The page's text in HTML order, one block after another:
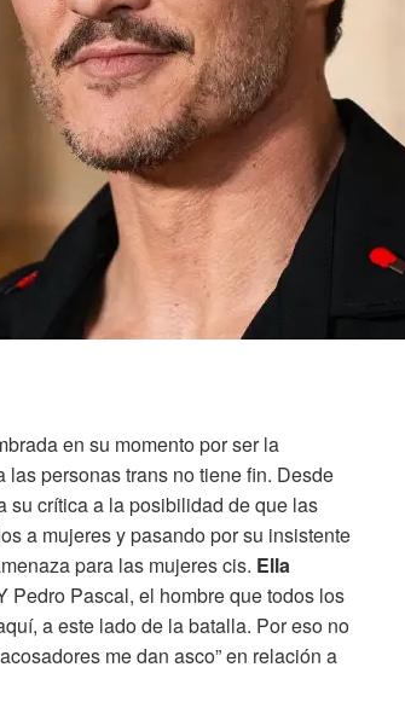
en su momento por ser la
personas trans no tiene fin. Desde
su crítica a la posibilidad de que las
a mujeres y pasando por su insistente
para las mujeres cis. Ella
Pedro Pascal, el hombre que todos los
a este lado de la batalla. Por eso no
me dan asco” en relación a